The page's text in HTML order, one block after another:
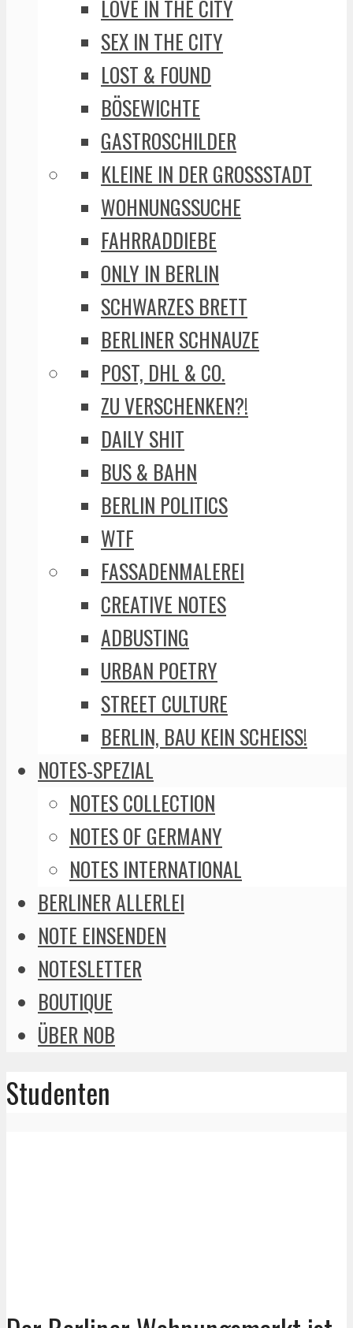
LOVE IN THE CITY
SEX IN THE CITY
LOST & FOUND
BÖSEWICHTE
GASTROSCHILDER
KLEINE IN DER GROSSSTADT
WOHNUNGSSUCHE
FAHRRADDIEBE
ONLY IN BERLIN
SCHWARZES BRETT
BERLINER SCHNAUZE
POST, DHL & CO.
ZU VERSCHENKEN?!
DAILY SHIT
BUS & BAHN
BERLIN POLITICS
WTF
FASSADENMALEREI
CREATIVE NOTES
ADBUSTING
URBAN POETRY
STREET CULTURE
BERLIN, BAU KEIN SCHEISS!
NOTES-SPEZIAL
NOTES COLLECTION
NOTES OF GERMANY
NOTES INTERNATIONAL
BERLINER ALLERLEI
NOTE EINSENDEN
NOTESLETTER
BOUTIQUE
ÜBER NOB
Studenten